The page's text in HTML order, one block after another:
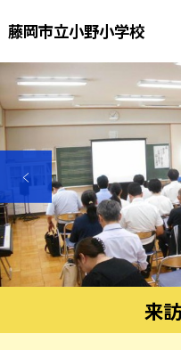
藤岡市立小野小学校
来